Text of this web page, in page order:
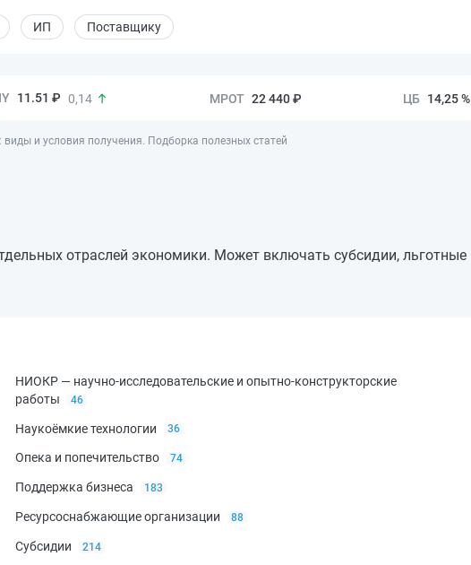
ИП Поставщику
11.51 ₽ 0,14 22 440 ₽ 14,25 %
и условия получения. Подборка полезных статей
отраслей экономики. Может включать субсидии, льготные
НИОКР — научно-исследовательские и опытно-конструкторские
работы
46
Наукоёмкие технологии 36
Опека и попечительство 74
Поддержка бизнеса 183
Ресурсоснабжающие организации 88
Субсидии 214